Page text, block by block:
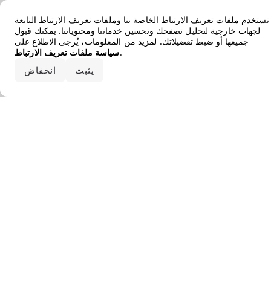
نستخدم ملفات تعريف الارتباط الخاصة بنا وملفات تعريف الارتباط التابعة
لجهات خارجية لتحليل تصفحك وتحسين خدماتنا ومحتوياتنا. يمكنك قبول
جميعها أو ضبط تفضيلاتك. لمزيد من المعلومات، يُرجى الاطلاع على
سياسة ملفات تعريف الارتباط.
انخفاض يثبت
Error loading the brand